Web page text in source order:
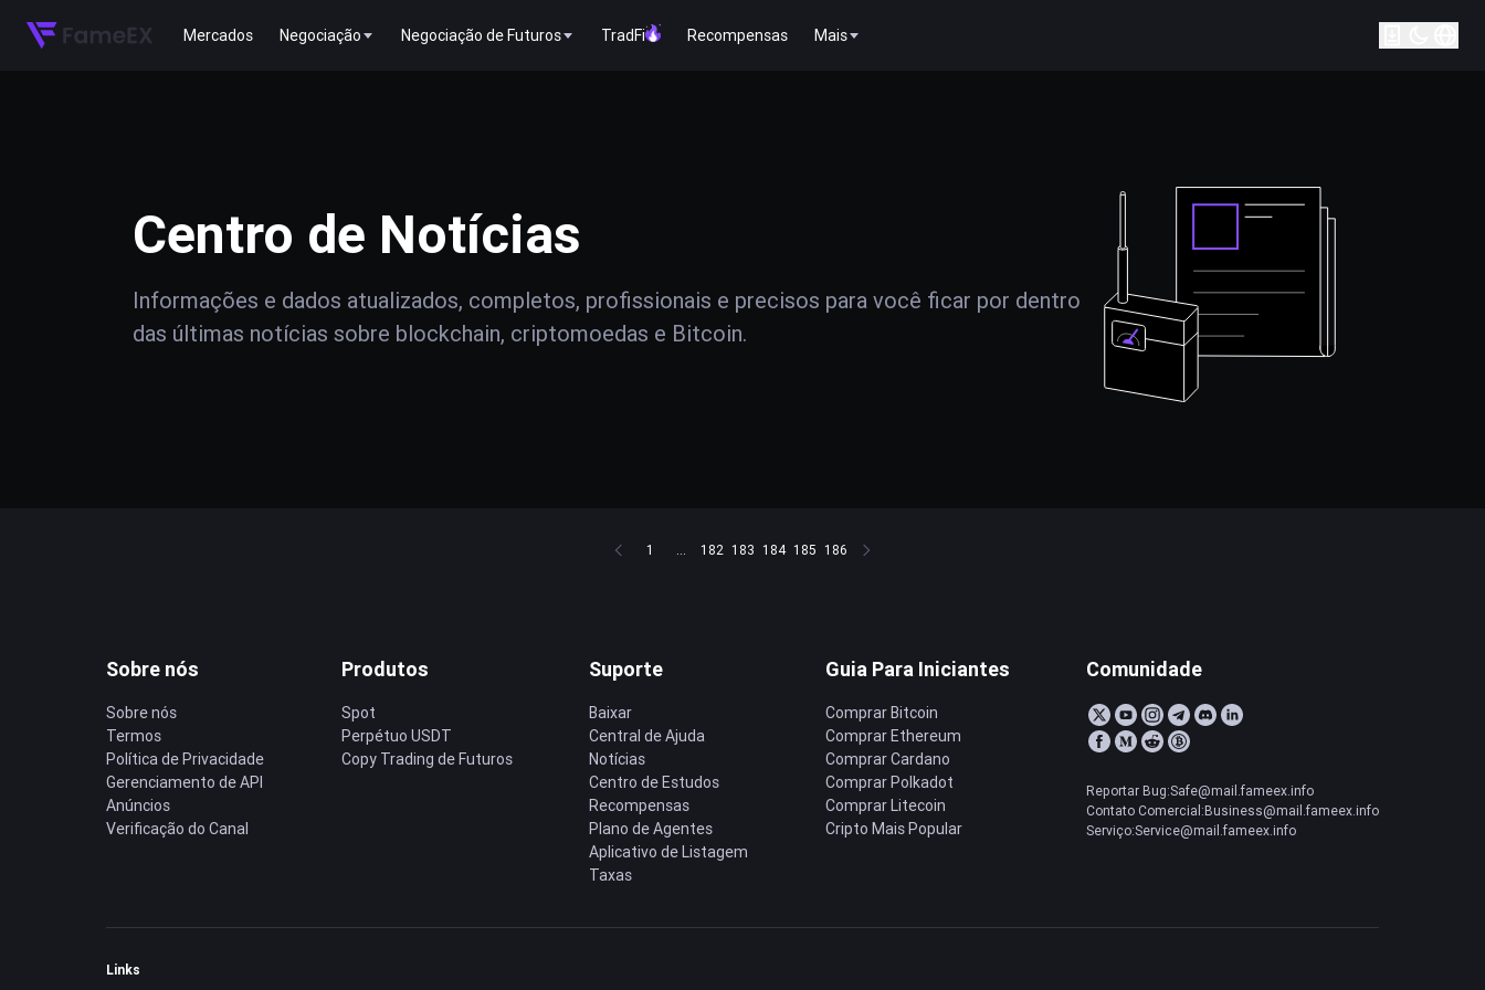
Mercados Negociação Negociação de Futuros TradFi Recompensas Mais
Centro de Notícias
Informações e dados atualizados, completos, profissionais e precisos para você ficar por dentro
das últimas notícias sobre blockchain, criptomoedas e Bitcoin.
1 ... 182 183 184 185 186
Sobre nós
Sobre nós
Termos
Política de Privacidade
Gerenciamento de API
Anúncios
Verificação do Canal
Produtos
Spot
Perpétuo USDT
Copy Trading de Futuros
Suporte
Baixar
Central de Ajuda
Notícias
Centro de Estudos
Recompensas
Plano de Agentes
Aplicativo de Listagem
Taxas
Guia Para Iniciantes
Comprar Bitcoin
Comprar Ethereum
Comprar Cardano
Comprar Polkadot
Comprar Litecoin
Cripto Mais Popular
Comunidade
Reportar Bug:Safe@mail.fameex.info
Contato Comercial:Business@mail.fameex.info
Serviço:Service@mail.fameex.info
Links